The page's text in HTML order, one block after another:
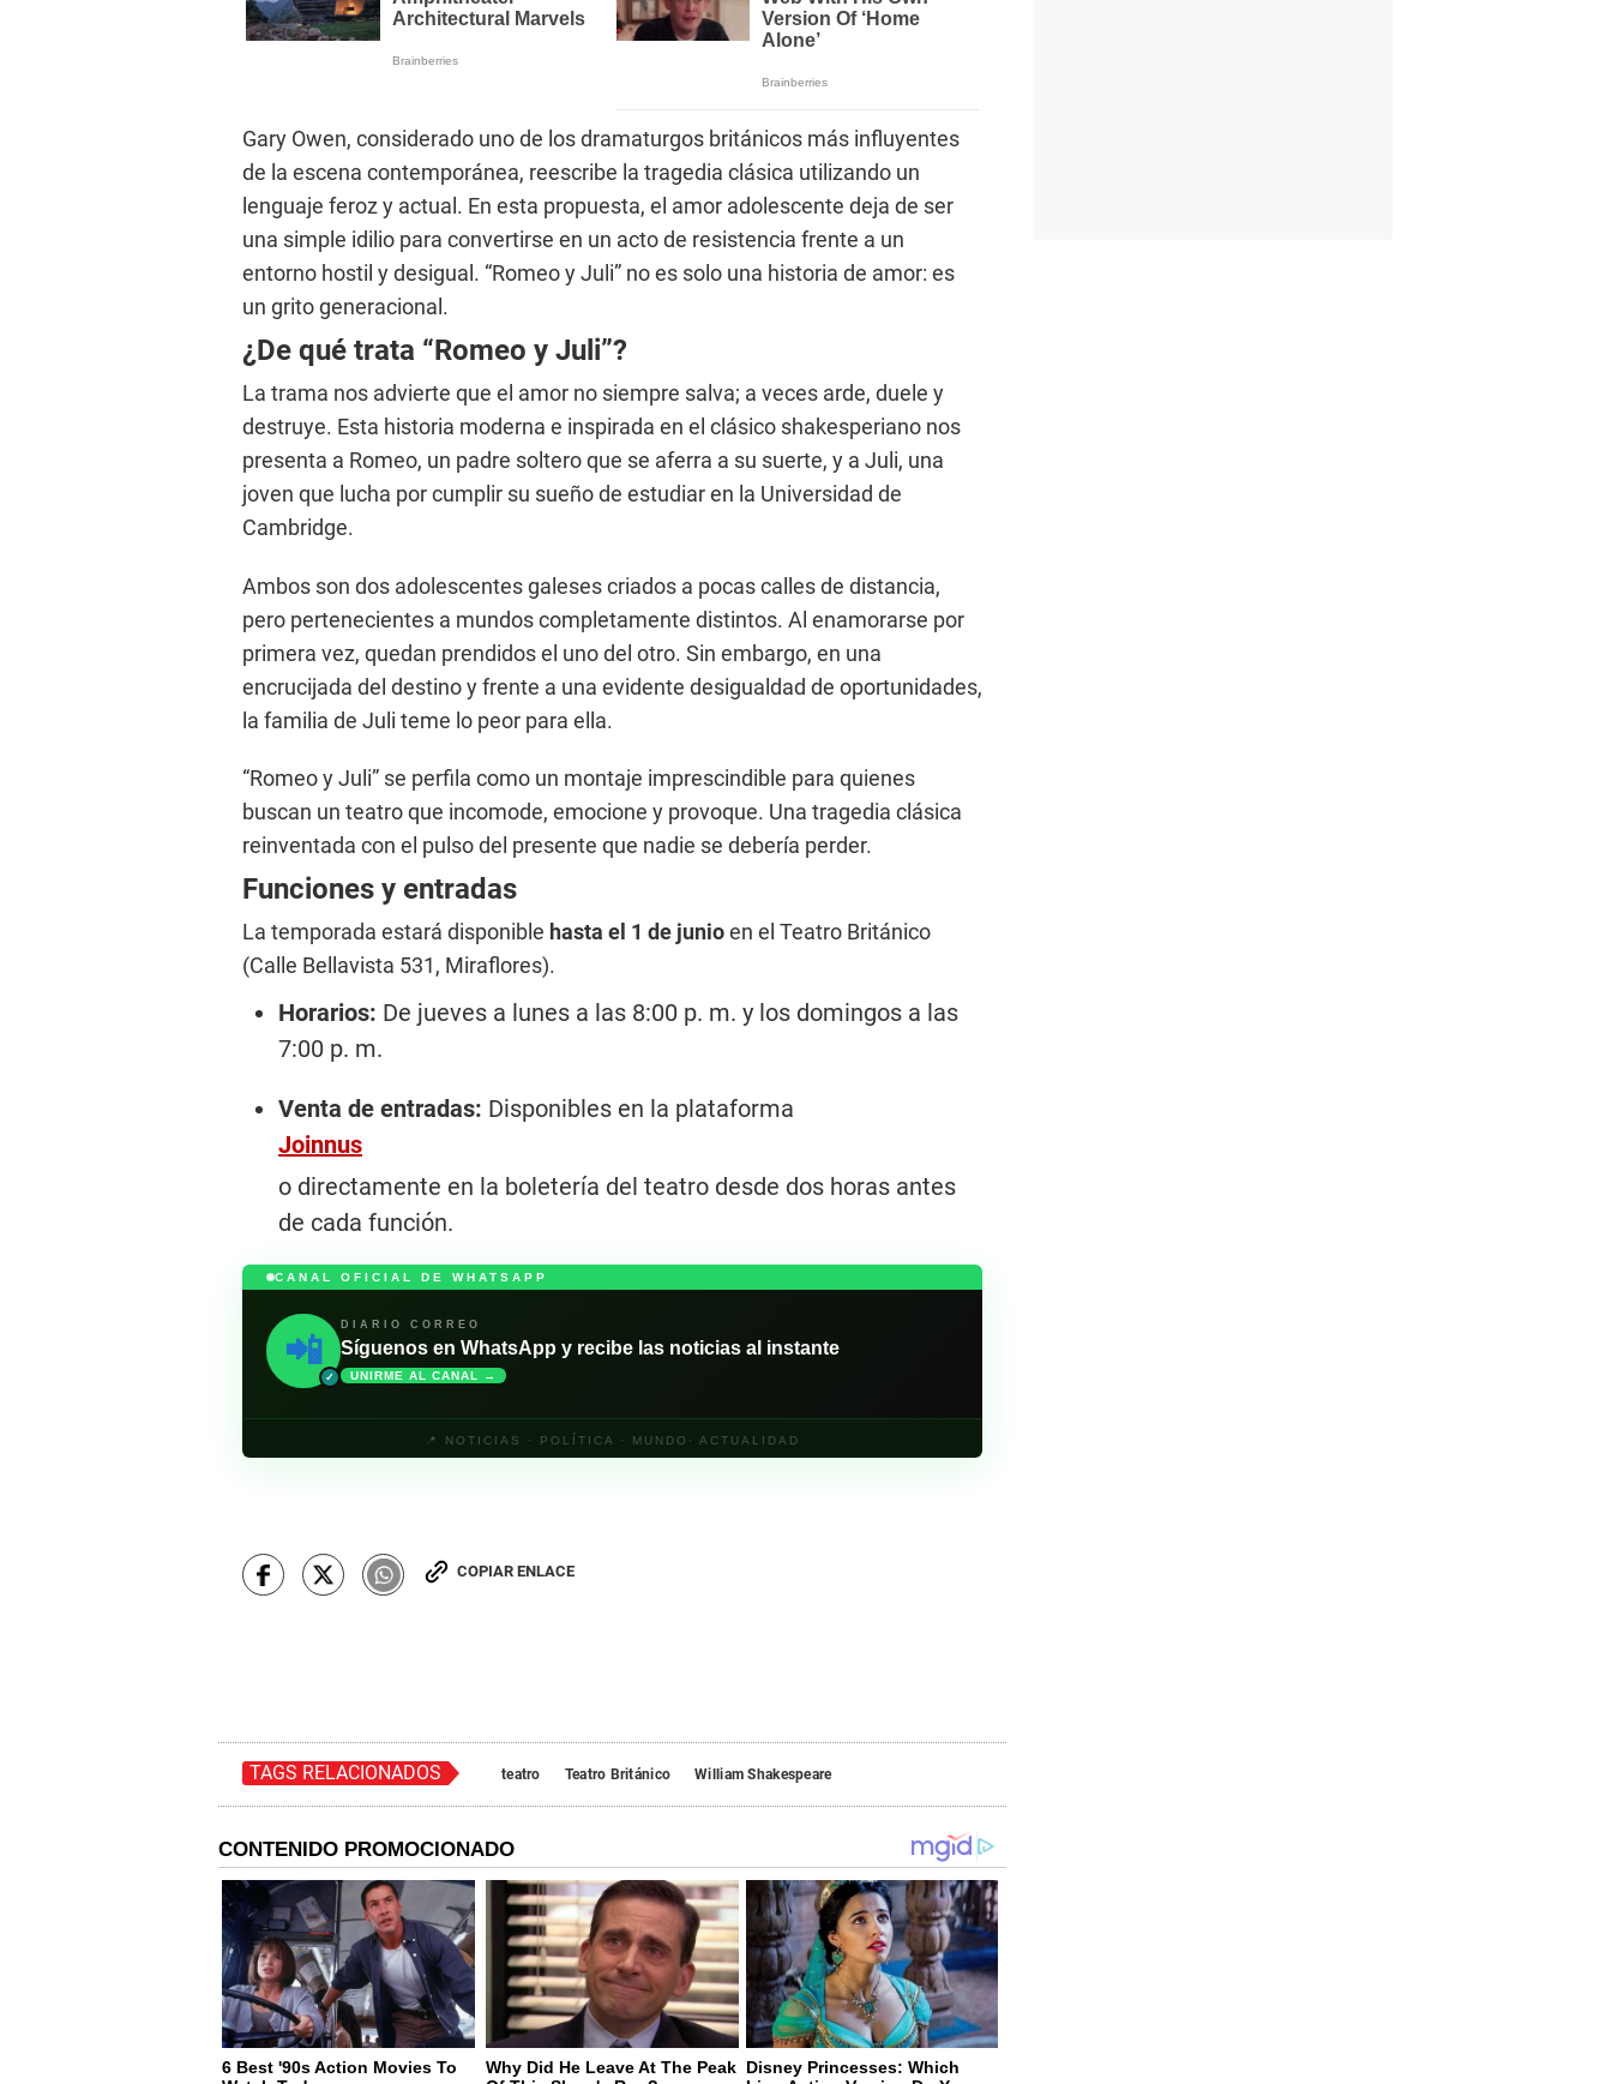
Gary Owen, considerado uno de los dramaturgos británicos más influyentes
de la escena contemporánea, reescribe la tragedia clásica utilizando un
lenguaje feroz y actual. En esta propuesta, el amor adolescente deja de ser
una simple idilio para convertirse en un acto de resistencia frente a un
entorno hostil y desigual. “Romeo y Juli” no es solo una historia de amor: es
un grito generacional.
¿De qué trata “Romeo y Juli”?
La trama nos advierte que el amor no siempre salva; a veces arde, duele y
destruye. Esta historia moderna e inspirada en el clásico shakesperiano nos
presenta a Romeo, un padre soltero que se aferra a su suerte, y a Juli, una
joven que lucha por cumplir su sueño de estudiar en la Universidad de
Cambridge.
Ambos son dos adolescentes galeses criados a pocas calles de distancia,
pero pertenecientes a mundos completamente distintos. Al enamorarse por
primera vez, quedan prendidos el uno del otro. Sin embargo, en una
encrucijada del destino y frente a una evidente desigualdad de oportunidades,
la familia de Juli teme lo peor para ella.
“Romeo y Juli” se perfila como un montaje imprescindible para quienes
buscan un teatro que incomode, emocione y provoque. Una tragedia clásica
reinventada con el pulso del presente que nadie se debería perder.
Funciones y entradas
La temporada estará disponible hasta el 1 de junioen el Teatro Británico
(Calle Bellavista 531, Miraflores).
Horarios: De jueves a lunes a las 8:00 p. m. y los domingos a las
7:00 p. m.
Venta de entradas: Disponibles en la plataforma
Joinnus
o directamente en la boletería del teatro desde dos horas antes
de cada función.
CANAL OFICIAL DE WHATSAPP
📲
✓
DIARIO CORREO
Síguenos en WhatsApp y recibe las noticias al instante
UNIRME AL CANAL →
📍 NOTICIAS · POLÍTICA · MUNDO· ACTUALIDAD
COPIAR ENLACE
TAGS RELACIONADOS teatro Teatro Británico William Shakespeare